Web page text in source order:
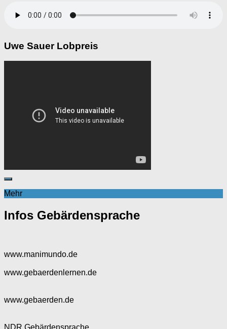
Uwe Sauer Lobpreis
Mehr
Infos Gebärdensprache
www.manimundo.de
www.gebaerdenlernen.de
www.gebaerden.de
NDR Gebärdensprache